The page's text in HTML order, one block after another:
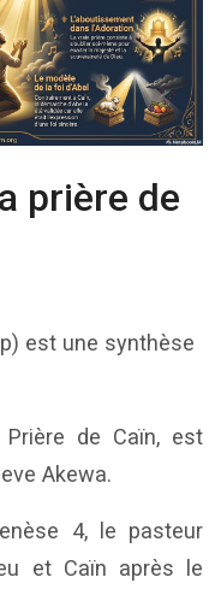
prière de
est une synthèse
de Caïn, est
Akewa.
4, le pasteur
et Caïn après le